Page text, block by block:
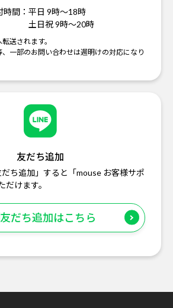
時間： 平日 9時～18時
土日祝 9時～20時
送されます。
一部のお問い合わせは週明けの対応になり
友だち追加
ち追加」すると「mouse お客様サポ
だけます。
友だち追加はこちら